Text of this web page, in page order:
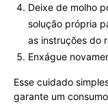
Deixe de molho
solução própria
as instruções do
Enxágue
Esse cuidado
garante um